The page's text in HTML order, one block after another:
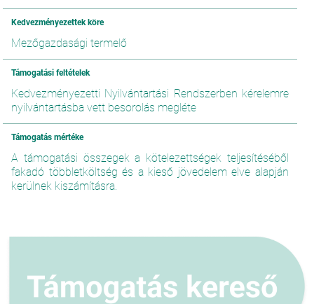
Kedvezményezettek köre
Mezőgazdasági termelő
Támogatási feltételek
Kedvezményezetti Nyilvántartási Rendszerben kérelemre
nyilvántartásba vett besorolás megléte
Támogatás mértéke
A támogatási összegek a kötelezettségek teljesítéséből
fakadó többletköltség és a kieső jövedelem elve alapján
kerülnek kiszámításra.